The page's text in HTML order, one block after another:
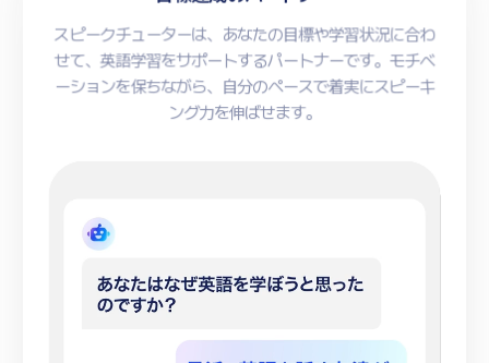
自分だけのチューター
いつでもどこでも
できる英会話
スピークチューターは、あなただけの会話のパートナー
スピークチューターは、あなたの目標や学習状況に合わ
せて、英語学習をサポートするパートナーです。モチベ
ーションを保ちながら、自分のペースで着実にスピーキ
ング力を伸ばせます。